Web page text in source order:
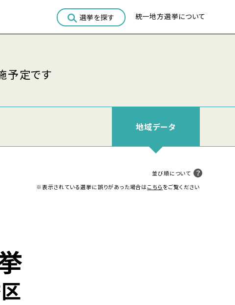
選挙を探す 統一地方選挙について
予定です
地域データ
並び順について
※表示されている選挙に誤りがあった場合はこちらをご覧ください